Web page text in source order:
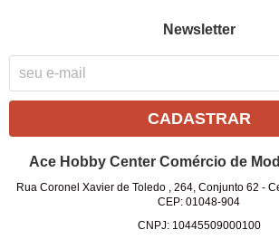
Newsletter
CADASTRAR
Ace Hobby Center Comércio de
Rua Coronel Xavier de Toledo , 264, Conjunto 62 -
CEP: 01048-904
CNPJ: 10445509000100